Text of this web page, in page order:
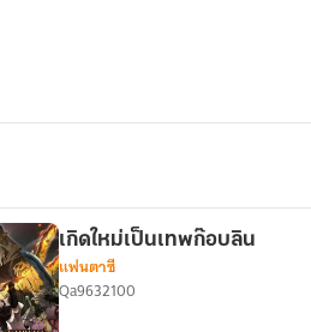
เกิดใหม่เป็นเทพก๊อบลิน
แฟนตาซี
Qa9632100